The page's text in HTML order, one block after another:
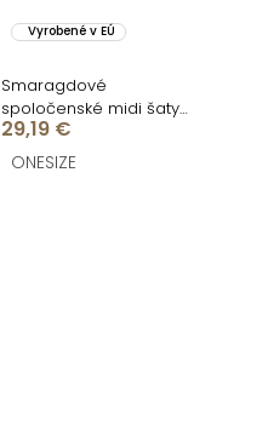
Vyrobené v EÚ
Smaragdové
spoločenské midi šaty
KYRAYA s rázporkom
29,19 €
ONESIZE